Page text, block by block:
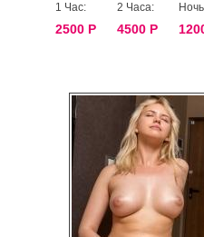
1 Час:
2500 Р
2 Часа:
4500 Р